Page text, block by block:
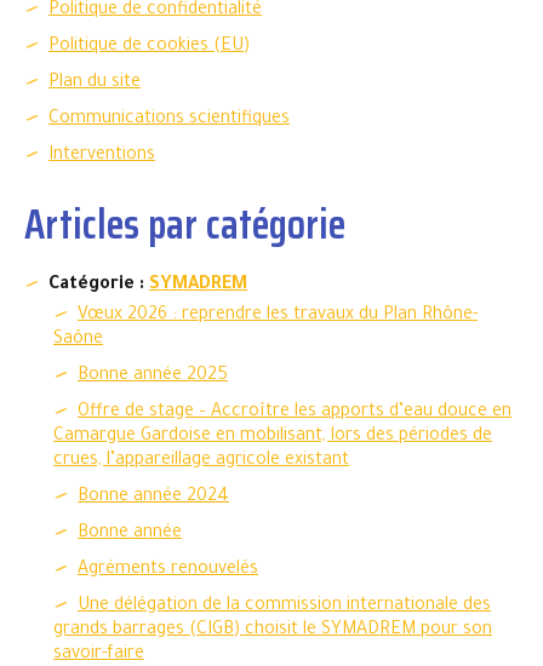
Politique de confidentialité
Politique de cookies (EU)
Plan du site
Communications scientifiques
Interventions
Articles par catégorie
Catégorie : SYMADREM
Vœux 2026 : reprendre les travaux du Plan Rhône-
Saône
Bonne année 2025
Offre de stage – Accroître les apports d’eau douce en
Camargue Gardoise en mobilisant, lors des périodes de
crues, l’appareillage agricole existant
Bonne année 2024
Bonne année
Agréments renouvelés
Une délégation de la commission internationale des
grands barrages (CIGB) choisit le SYMADREM pour son
savoir-faire